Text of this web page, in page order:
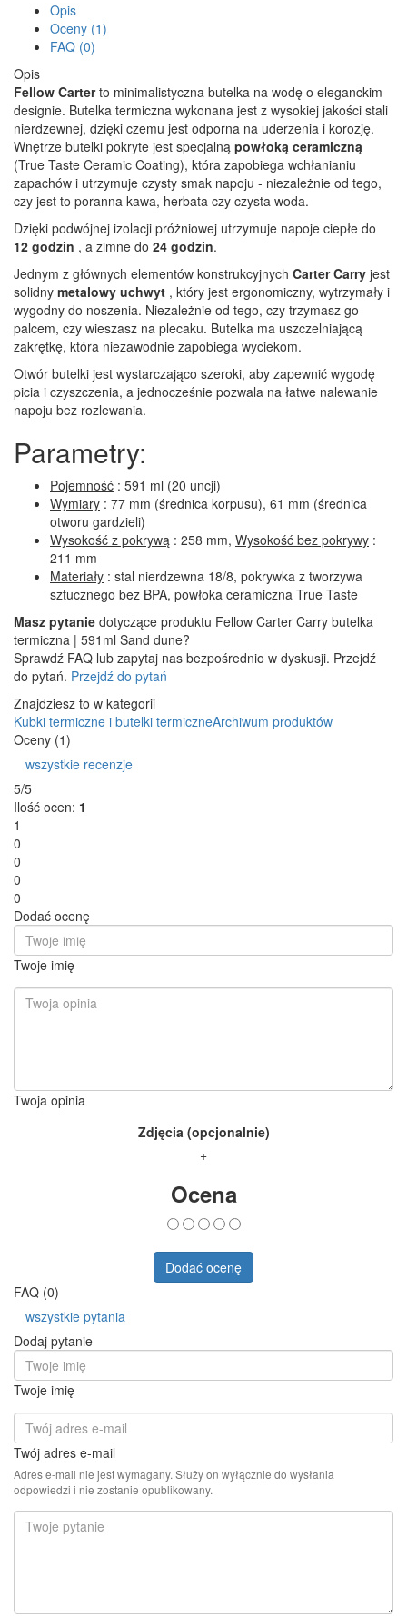
Opis
Oceny (1)
FAQ (0)
Opis
Fellow Carterto minimalistyczna butelka na wodę o eleganckim
designie. Butelka termiczna wykonana jest z wysokiej jakości stali
nierdzewnej, dzięki czemu jest odporna na uderzenia i korozję.
Wnętrze butelki pokryte jest specjalną powłoką ceramiczną
(True Taste Ceramic Coating), która zapobiega wchłanianiu
zapachów i utrzymuje czysty smak napoju - niezależnie od tego,
czy jest to poranna kawa, herbata czy czysta woda.
Dzięki podwójnej izolacji próżniowej utrzymuje napoje ciepłe do
12 godzin , a zimne do 24 godzin.
Jednym z głównych elementów konstrukcyjnych Carter Carry jest
solidny metalowy uchwyt , który jest ergonomiczny, wytrzymały i
wygodny do noszenia. Niezależnie od tego, czy trzymasz go
palcem, czy wieszasz na plecaku. Butelka ma uszczelniającą
zakrętkę, która niezawodnie zapobiega wyciekom.
Otwór butelki jest wystarczająco szeroki, aby zapewnić wygodę
picia i czyszczenia, a jednocześnie pozwala na łatwe nalewanie
napoju bez rozlewania.
Parametry:
Pojemność : 591 ml (20 uncji)
Wymiary : 77 mm (średnica korpusu), 61 mm (średnica
otworu gardzieli)
Wysokość z pokrywą : 258 mm, Wysokość bez pokrywy :
211 mm
Materiały : stal nierdzewna 18/8, pokrywka z tworzywa
sztucznego bez BPA, powłoka ceramiczna True Taste
Masz pytanie dotyczące produktu Fellow Carter Carry butelka
termiczna | 591ml Sand dune?
Sprawdź FAQ lub zapytaj nas bezpośrednio w dyskusji. Przejdź
do pytań. Przejdź do pytań
Znajdziesz to w kategorii
Kubki termiczne i butelki termiczneArchiwum produktów
Oceny (1)
wszystkie recenzje
5/5
Ilość ocen: 1
1
0
0
0
0
Dodać ocenę
Twoje imię
Twoja opinia
Zdjęcia (opcjonalnie)
+
Ocena
Dodać ocenę
FAQ (0)
wszystkie pytania
Dodaj pytanie
Twoje imię
Twój adres e-mail
Adres e-mail nie jest wymagany. Służy on wyłącznie do wysłania
odpowiedzi i nie zostanie opublikowany.